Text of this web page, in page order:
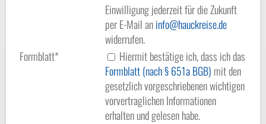
Einwilligung jederzeit für die Zukunft
per E-Mail aninfo
hauckreise.de
widerrufen.
Formblatt*
Hiermit bestätige ich, dass ich das
Formblatt (nach § 651a BGB) mit den
gesetzlich vorgeschriebenen wichtigen
vorvertraglichen Informationen
erhalten und gelesen habe.